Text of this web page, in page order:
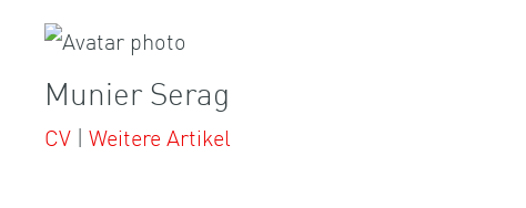
Munier Serag
CV | Weitere Artikel